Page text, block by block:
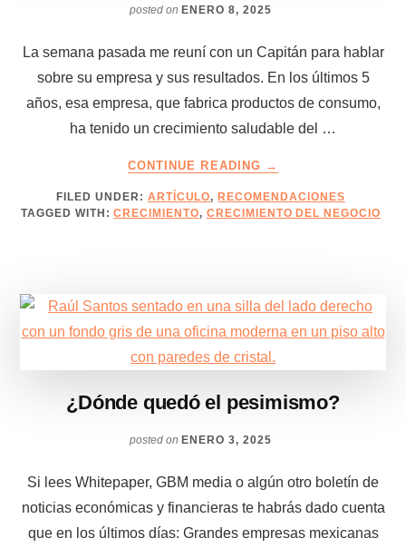
posted onENERO 8, 2025
La semana pasada me reuní con un Capitán para hablar
sobre su empresa y sus resultados. En los últimos 5
años, esa empresa, que fabrica productos de consumo,
ha tenido un crecimiento saludable del …
CONTINUE READING
EVITAR
LOS
→
FILED UNDER: ARTÍCULO,RECOMENDACIONES
TAGGED WITH:CRECIMIENTO, CRECIMIENTO DEL NEGOCIO
¿Dónde quedó el pesimismo?
posted onENERO 3, 2025
Si lees Whitepaper, GBM media o algún otro boletín de
noticias económicas y financieras te habrás dado cuenta
que en los últimos días: Grandes empresas mexicanas